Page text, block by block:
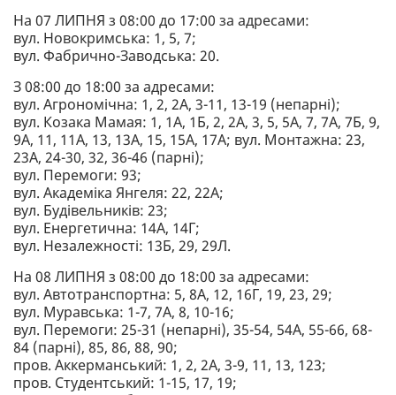
На 07 ЛИПНЯ з 08:00 до 17:00 за адресами:
вул. Новокримська: 1, 5, 7;
вул. Фабрично-Заводська: 20.
З 08:00 до 18:00 за адресами:
вул. Агрономічна: 1, 2, 2А, 3-11, 13-19 (непарні);
вул. Козака Мамая: 1, 1А, 1Б, 2, 2А, 3, 5, 5А, 7, 7А, 7Б, 9,
9А, 11, 11А, 13, 13А, 15, 15А, 17А; вул. Монтажна: 23,
23А, 24-30, 32, 36-46 (парні);
вул. Перемоги: 93;
вул. Академіка Янгеля: 22, 22А;
вул. Будівельників: 23;
вул. Енергетична: 14А, 14Г;
вул. Незалежності: 13Б, 29, 29Л.
На 08 ЛИПНЯ з 08:00 до 18:00 за адресами:
вул. Автотранспортна: 5, 8А, 12, 16Г, 19, 23, 29;
вул. Муравська: 1-7, 7А, 8, 10-16;
вул. Перемоги: 25-31 (непарні), 35-54, 54А, 55-66, 68-
84 (парні), 85, 86, 88, 90;
пров. Аккерманський: 1, 2, 2А, 3-9, 11, 13, 123;
пров. Студентський: 1-15, 17, 19;